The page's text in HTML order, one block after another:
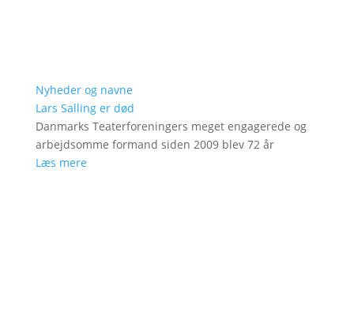
Nyheder og navne
Lars Salling er død
Danmarks Teaterforeningers meget engagerede og
arbejdsomme formand siden 2009 blev 72 år
Læs mere